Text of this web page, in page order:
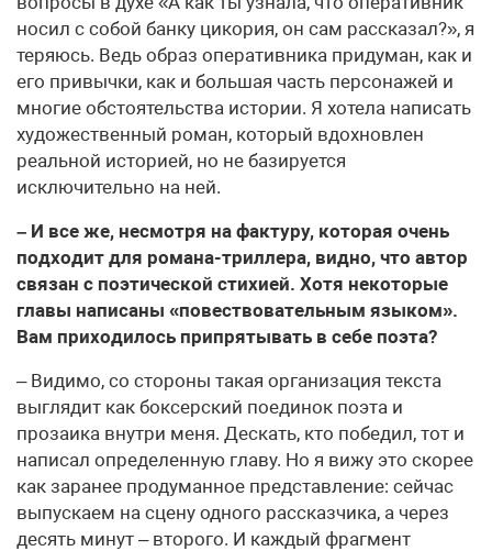
носил с собой банку цикория, он сам рассказал?», я
теряюсь. Ведь образ оперативника придуман, как и
его привычки, как и большая часть персонажей и
многие обстоятельства истории. Я хотела написать
художественный роман, который вдохновлен
реальной историей, но не базируется
исключительно на ней.
– И все же, несмотря на фактуру, которая очень
подходит для романа-триллера, видно, что автор
связан с поэтической стихией. Хотя некоторые
главы написаны «повествовательным языком».
Вам приходилось припрятывать в себе поэта?
– Видимо, со стороны такая организация текста
выглядит как боксерский поединок поэта и
прозаика внутри меня. Дескать, кто победил, тот и
написал определенную главу. Но я вижу это скорее
как заранее продуманное представление: сейчас
выпускаем на сцену одного рассказчика, а через
десять минут – второго. И каждый фрагмент